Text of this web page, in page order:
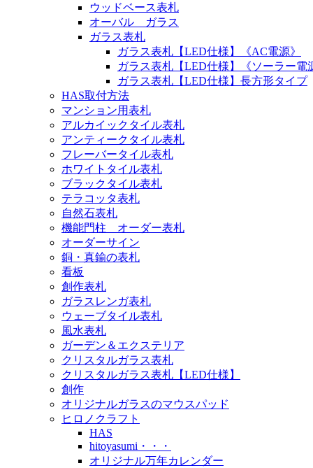
ウッドベース表札
オーバル ガラス
ガラス表札
ガラス表札【LED仕様】《AC電源》
ガラス表札【LED仕様】《ソーラー電
ガラス表札【LED仕様】長方形タイプ
HAS取付方法
マンション用表札
アルカイックタイル表札
アンティークタイル表札
フレーバータイル表札
ホワイトタイル表札
ブラックタイル表札
テラコッタ表札
自然石表札
機能門柱 オーダー表札
オーダーサイン
銅・真鍮の表札
看板
創作表札
ガラスレンガ表札
ウェーブタイル表札
風水表札
ガーデン＆エクステリア
クリスタルガラス表札
クリスタルガラス表札【LED仕様】
創作
オリジナルガラスのマウスパッド
ヒロノクラフト
HAS
hitoyasumi・・・
オリジナル万年カレンダー